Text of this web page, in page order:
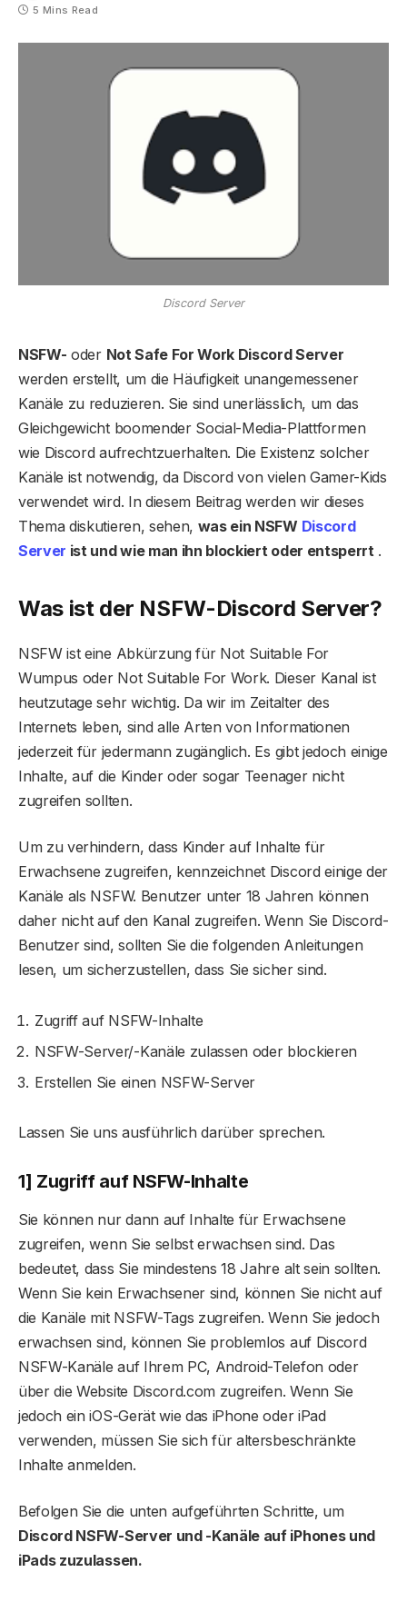
5 Mins Read
Discord Server
NSFW- oder Not Safe For Work Discord Server
werden erstellt, um die Häufigkeit unangemessener
Kanäle zu reduzieren. Sie sind unerlässlich, um das
Gleichgewicht boomender Social-Media-Plattformen
wie Discord aufrechtzuerhalten. Die Existenz solcher
Kanäle ist notwendig, da Discord von vielen Gamer-Kids
verwendet wird. In diesem Beitrag werden wir dieses
Thema diskutieren, sehen, was ein NSFW Discord
Server ist und wie man ihn blockiert oder entsperrt.
Was ist der NSFW-Discord Server?
NSFW ist eine Abkürzung für Not Suitable For
Wumpus oder Not Suitable For Work. Dieser Kanal ist
heutzutage sehr wichtig. Da wir im Zeitalter des
Internets leben, sind alle Arten von Informationen
jederzeit für jedermann zugänglich. Es gibt jedoch einige
Inhalte, auf die Kinder oder sogar Teenager nicht
zugreifen sollten.
Um zu verhindern, dass Kinder auf Inhalte für
Erwachsene zugreifen, kennzeichnet Discord einige der
Kanäle als NSFW. Benutzer unter 18 Jahren können
daher nicht auf den Kanal zugreifen. Wenn Sie Discord-
Benutzer sind, sollten Sie die folgenden Anleitungen
lesen, um sicherzustellen, dass Sie sicher sind.
Zugriff auf NSFW-Inhalte
NSFW-Server/-Kanäle zulassen oder blockieren
Erstellen Sie einen NSFW-Server
Lassen Sie uns ausführlich darüber sprechen.
1] Zugriff auf NSFW-Inhalte
Sie können nur dann auf Inhalte für Erwachsene
zugreifen, wenn Sie selbst erwachsen sind. Das
bedeutet, dass Sie mindestens 18 Jahre alt sein sollten.
Wenn Sie kein Erwachsener sind, können Sie nicht auf
die Kanäle mit NSFW-Tags zugreifen. Wenn Sie jedoch
erwachsen sind, können Sie problemlos auf Discord
NSFW-Kanäle auf Ihrem PC, Android-Telefon oder
über die Website Discord.com zugreifen. Wenn Sie
jedoch ein iOS-Gerät wie das iPhone oder iPad
verwenden, müssen Sie sich für altersbeschränkte
Inhalte anmelden.
Befolgen Sie die unten aufgeführten Schritte, um
Discord NSFW-Server und -Kanäle auf iPhones und
iPads zuzulassen.